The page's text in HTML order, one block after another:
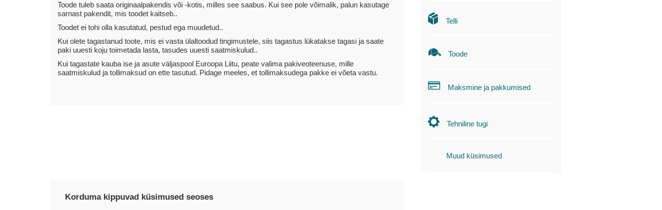
Toode tuleb saata originaalpakendis või -kotis, milles see saabus. Kui see pole võimalik, palun kasutage
sarnast pakendit, mis toodet kaitseb..
Toodet ei tohi olla kasutatud, pestud ega muudetud..
Kui olete tagastanud toote, mis ei vasta ülaltoodud tingimustele, siis tagastus lükatakse tagasi ja saate
paki uuesti koju toimetada lasta, tasudes uuesti saatmiskulud..
Kui tagastate kauba ise ja asute väljaspool Euroopa Liitu, peate valima pakiveoteenuse, mille
saatmiskulud ja tollimaksud on ette tasutud. Pidage meeles, et tollimaksudega pakke ei võeta vastu.
Telli
Toode
Maksmine ja pakkumised
Tehniline tugi
Muud küsimused
Korduma kippuvad küsimused seoses